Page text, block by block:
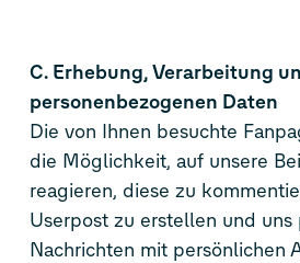
C. Erhebung, Verarbeitung
personenbezogenen Daten
Die von Ihnen besuchte
die Möglichkeit, auf unsere
reagieren, diese zu
Userpost zu erstellen und uns
Nachrichten mit persönlichen